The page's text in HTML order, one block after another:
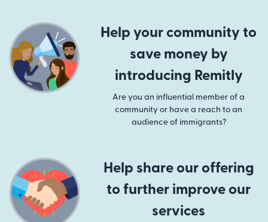
Help your community to
save money by
introducing Remitly
Are you an influential member of a
community or have a reach to an
audience of immigrants?
Help share our offering
to further improve our
services